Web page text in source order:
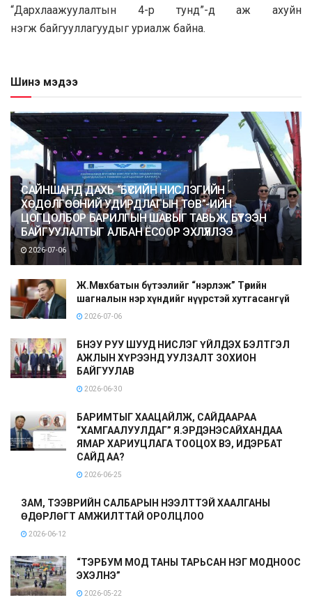
“Дархлаажуулалтын 4-р тунд”-д аж ахуйн
нэгж байгууллагуудыг уриалж байна.
Шинэ мэдээ
САЙНШАНД ДАХЬ “БҮСИЙН НИСЛЭГИЙН
ХӨДӨЛГӨӨНИЙ УДИРДЛАГЫН ТӨВ”-ИЙН
ЦОГЦОЛБОР БАРИЛГЫН ШАВЫГ ТАВЬЖ, БҮТЭЭН
БАЙГУУЛАЛТЫГ АЛБАН ЁСООР ЭХЛҮҮЛЛЭЭ
2026-07-06
Ж.Мөнхбатын бүтээлийг “нэрлэж” Төрийн
шагналын нэр хүндийг нүүрстэй хутгасангүй
2026-07-06
БНЭУ РУУ ШУУД НИСЛЭГ ҮЙЛДЭХ БЭЛТГЭЛ
АЖЛЫН ХҮРЭЭНД УУЛЗАЛТ ЗОХИОН
БАЙГУУЛАВ
2026-06-30
БАРИМТЫГ ХААЦАЙЛЖ, САЙДААРАА
“ХАМГААЛУУЛДАГ” Я.ЭРДЭНЭСАЙХАНДАА
ЯМАР ХАРИУЦЛАГА ТООЦОХ ВЭ, ИДЭРБАТ
САЙД АА?
2026-06-25
ЗАМ, ТЭЭВРИЙН САЛБАРЫН НЭЭЛТТЭЙ ХААЛГАНЫ
ӨДӨРЛӨГТ АМЖИЛТТАЙ ОРОЛЦЛОО
2026-06-12
“ТЭРБУМ МОД ТАНЫ ТАРЬСАН НЭГ МОДНООС
ЭХЭЛНЭ”
2026-05-22